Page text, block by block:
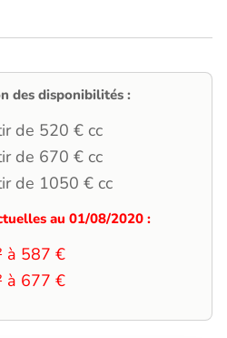
des disponibilités :
de 520 € cc
de 670 € cc
de 1050 € cc
au 01/08/2020 :
à 587 €
à 677 €